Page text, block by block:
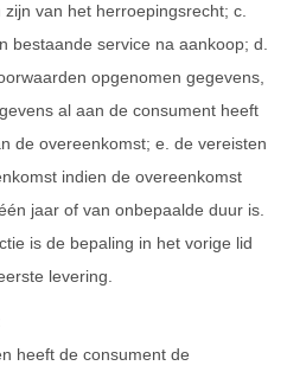
van het herroepingsrecht; c.
bestaande service na aankoop; d.
opgenomen gegevens,
al aan de consument heeft
de overeenkomst; e. de vereisten
indien de overeenkomst
jaar of van onbepaalde duur is.
is de bepaling in het vorige lid
levering.
heeft de consument de